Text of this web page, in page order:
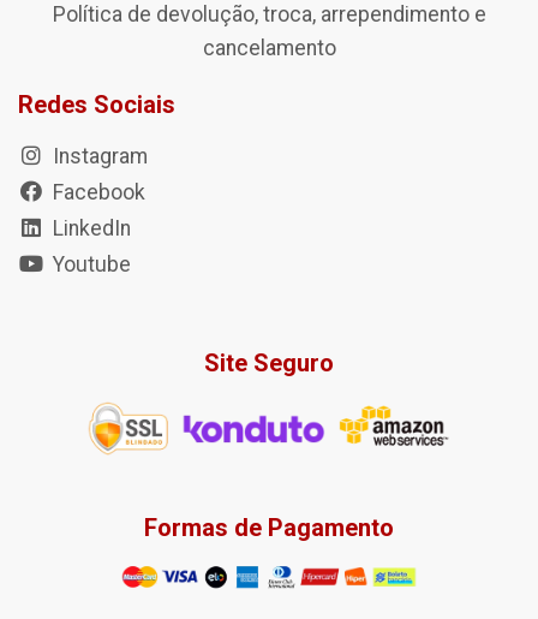
Política de devolução, troca, arrependimento e
cancelamento
Redes Sociais
Instagram
Facebook
LinkedIn
Youtube
Site Seguro
Formas de Pagamento